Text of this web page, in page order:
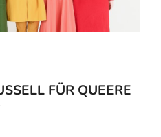
FÜR QUEERE